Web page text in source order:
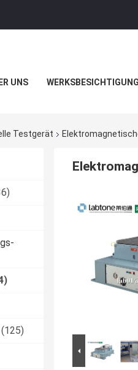
UNS WERKSBESICHTIGUNG
Testgerät
(125)